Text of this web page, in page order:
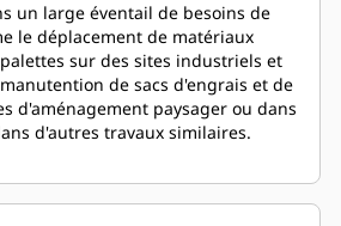
un large éventail de besoins de
le déplacement de matériaux
sur des sites industriels et
de sacs d'engrais et de
d'aménagement paysager ou dans
d'autres travaux similaires.